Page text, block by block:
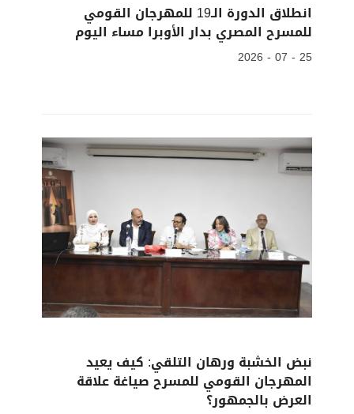
انطلاق الدورة الـ19 للمهرجان القومي
للمسرح المصري بدار الأوبرا مساء اليوم
25 - 07 - 2026
نبض الخشبة ورهان التلقي: كيف يعيد
المهرجان القومي للمسرح صياغة علاقة
العرض بالجمهور؟